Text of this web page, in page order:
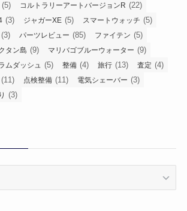
(5) コルトラリーアートバージョンR (22)
(3) ジャガーXE (5) スマートウォッチ (5)
(3) パーツレビュー (85) ファイテン (5)
タン島 (9) マリバゴブルーウォーター (9)
ムダッシュ (5) 整備 (4) 旅行 (13) 査定 (4)
(11) 点検整備 (11) 電気シェーバー (3)
(3)